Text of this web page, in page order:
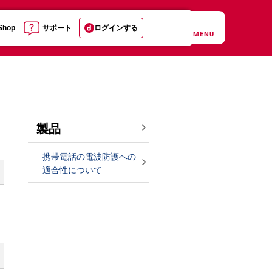
サポート ログインする
MENU
製品
携帯電話の電波防護への
適合性について